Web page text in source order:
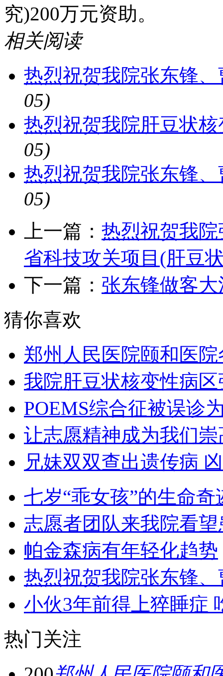
究)200万元资助。
相关阅读
热烈祝贺我院张东锋
05)
热烈祝贺我院肝豆状
05)
热烈祝贺我院张东锋
05)
上一篇： 热烈祝贺我
省科技攻关项目(肝豆
下一篇： 张东锋做客
猜你喜欢
郑州人民医院颐和医
我院肝豆状核变性病
POEMS综合征被误诊
让志愿精神成为我们
兄妹双双查出遗传病
七岁“乖女孩”的生命奇
志愿者团队来我院看
帕金森病有年轻化趋势
热烈祝贺我院张东锋
小伙3年前得上猝睡症
热门关注